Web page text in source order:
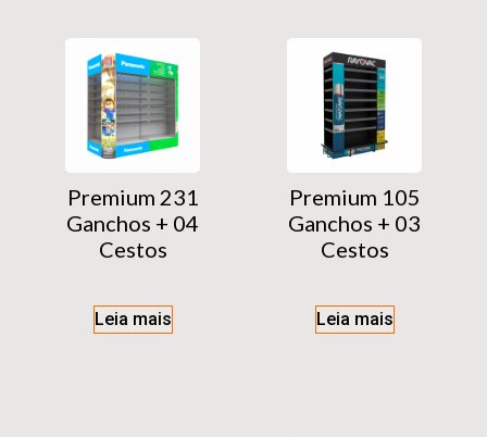
Premium 231
Ganchos + 04
Cestos
Leia mais
Premium 105
Ganchos + 03
Cestos
Leia mais